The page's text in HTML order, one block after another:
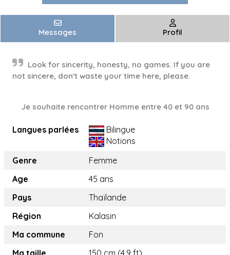
Messages Profil
Look for sincerity, honesty, no games. If you are
not sincere, don't waste your time here, please.
Je souhaite rencontrer Homme entre 40 et 90 ans
Langues parlées
Bilingue
Notions
Genre
Femme
Age
45 ans
Pays
Thaïlande
Région
Kalasin
Ma commune
Fon